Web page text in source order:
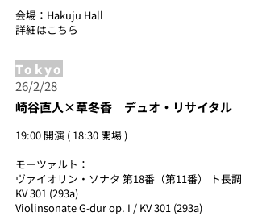
会場：Hakuju Hall
詳細はこちら
Tokyo
26/2/28
崎谷直人×草冬香 デュオ・リサイタル
19:00 開演 ( 18:30 開場 )
モーツァルト：
ヴァイオリン・ソナタ 第18番（第11番） ト長調
KV 301 (293a)
Violinsonate G-dur op. I / KV 301 (293a)